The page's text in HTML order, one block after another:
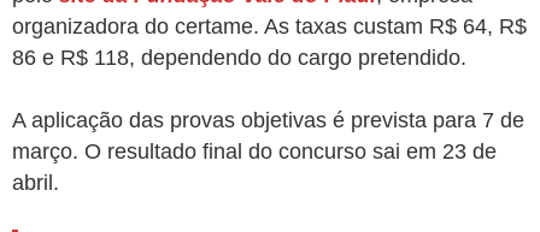
organizadora do certame. As taxas custam R$ 64, R$
86 e R$ 118, dependendo do cargo pretendido.
A aplicação das provas objetivas é prevista para 7 de
março. O resultado final do concurso sai em 23 de
abril.